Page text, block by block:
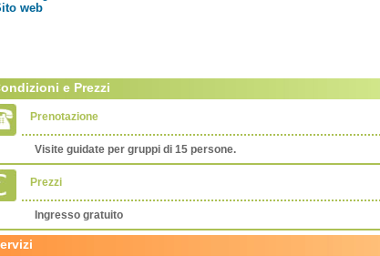
web
e Prezzi
Prenotazione
Visite guidate per gruppi di 15 persone.
Prezzi
Ingresso gratuito